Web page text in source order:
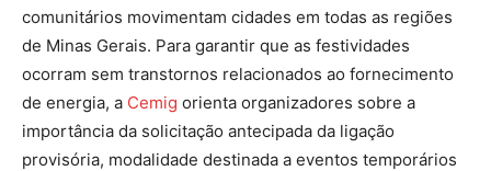
comunitários movimentam cidades em todas as regiões
de Minas Gerais. Para garantir que as festividades
ocorram sem transtornos relacionados ao fornecimento
de energia, a Cemig orienta organizadores sobre a
importância da solicitação antecipada da ligação
provisória, modalidade destinada a eventos temporários